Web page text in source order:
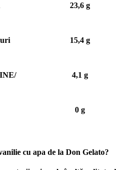
23,6 g
15,4 g
4,1 g
0 g
cu apa de la Don Gelato?